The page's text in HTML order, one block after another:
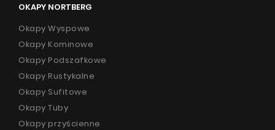
OKAPY NORTBERG
Okapy Wyspowe
Okapy Kominowe
Okapy Podszafkowe
Okapy Rustykalne
Okapy Sufitowe
Okapy Tuby
Okapy przyścienne